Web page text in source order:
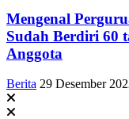
Mengenal
Sudah Berdiri 60
Anggota
Berita 29 Desember